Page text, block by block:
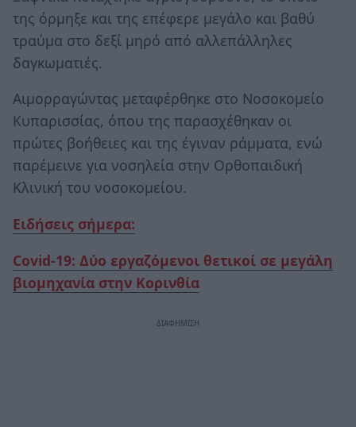
της όρμηξε και της επέφερε μεγάλο και βαθύ
τραύμα στο δεξί μηρό από αλλεπάλληλες
δαγκωματιές.
Αιμορραγώντας μεταφέρθηκε στο Νοσοκομείο
Κυπαρισσίας, όπου της παρασχέθηκαν οι
πρώτες βοήθειες και της έγιναν ράμματα, ενώ
παρέμεινε για νοσηλεία στην Ορθοπαιδική
Κλινική του νοσοκομείου.
Ειδήσεις σήμερα:
Covid-19: Δύο εργαζόμενοι θετικοί σε μεγάλη
βιομηχανία στην Κορινθία